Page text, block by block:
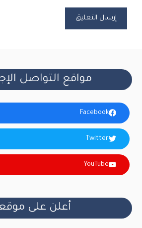
مواقع التواصل
Facebook
Twitter
YouTube
أعلن على